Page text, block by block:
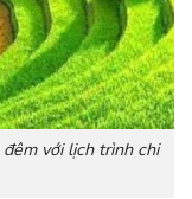
với lịch trình chi